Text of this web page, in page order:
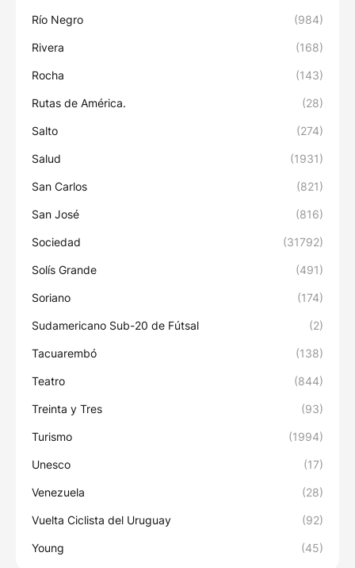
Río Negro (984)
Rivera (168)
Rocha (143)
Rutas de América. (28)
Salto (274)
Salud (1931)
San Carlos (821)
San José (816)
Sociedad (31792)
Solís Grande (491)
Soriano (174)
Sudamericano Sub-20 de Fútsal (2)
Tacuarembó (138)
Teatro (844)
Treinta y Tres (93)
Turismo (1994)
Unesco (17)
Venezuela (28)
Vuelta Ciclista del Uruguay (92)
Young (45)